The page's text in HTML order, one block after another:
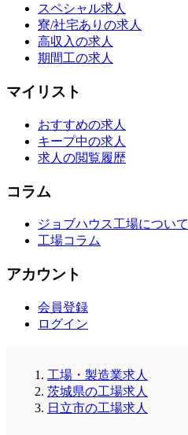
スペシャル求人
寮/社宅ありの求人
高収入の求人
期間工の求人
マイリスト
おすすめの求人
キープ中の求人
求人の閲覧履歴
コラム
ジョブハウス工場について
工場コラム
アカウント
会員登録
ログイン
工場・製造業求人
茨城県の工場求人
日立市の工場求人